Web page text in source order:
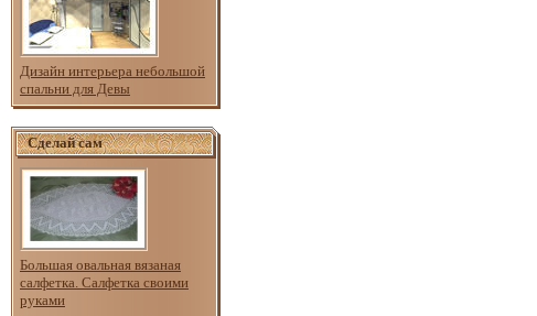
Дизайн интерьера небольшой
спальни для Девы
Сделай сам
Большая овальная вязаная
салфетка. Салфетка своими
руками